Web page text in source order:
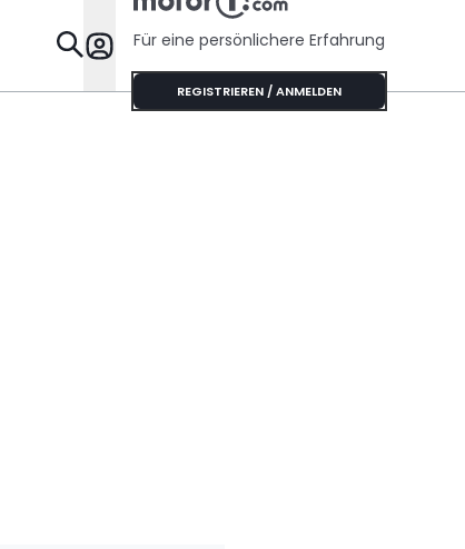
Specials
Für eine persönlichere Erfahrung
REGISTRIEREN / ANMELDEN